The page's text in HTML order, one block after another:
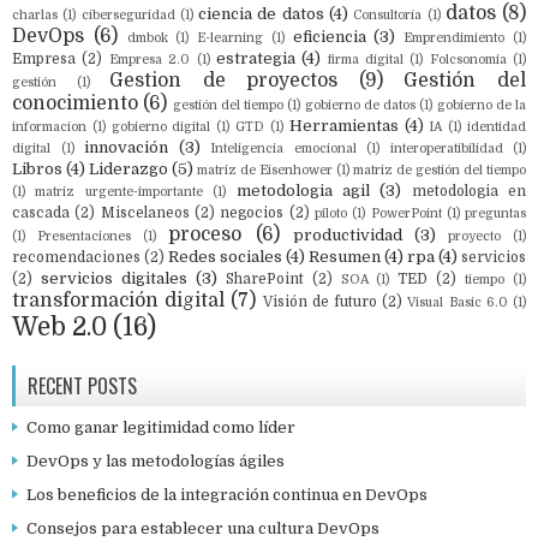
charlas (1) ciberseguridad (1) ciencia de datos (4) Consultoría (1) datos (8)
DevOps (6) dmbok (1) E-learning (1) eficiencia (3) Emprendimiento (1)
Empresa (2) Empresa 2.0 (1) estrategia (4) firma digital (1) Folcsonomia
(1)
gestión
(1) Gestion de proyectos (9)
Gestión del
conocimiento (6) gestión del tiempo (1) gobierno de datos (1) gobierno de la
informacion
(1) gobierno digital (1) GTD (1) Herramientas (4) IA (1) identidad
digital
(1) innovación (3) Inteligencia emocional (1) interoperatibilidad (1)
Libros (4) Liderazgo (5) matriz de Eisenhower (1) matriz de gestión del tiempo
(1)
matriz urgente-importante (1) metodologia agil (3)
metodologia en
cascada (2) Miscelaneos (2) negocios (2) piloto (1) PowerPoint (1) preguntas
(1)
Presentaciones (1) proceso (6) productividad (3) proyecto (1)
recomendaciones (2) Redes sociales (4) Resumen (4) rpa (4) servicios
(2) servicios digitales (3) SharePoint (2) SOA (1) TED (2) tiempo (1)
transformación digital (7) Visión de futuro (2) Visual Basic 6.0 (1)
Web 2.0 (16)
RECENT POSTS
Como ganar legitimidad como líder
DevOps y las metodologías ágiles
Los beneficios de la integración continua en DevOps
Consejos para establecer una cultura DevOps